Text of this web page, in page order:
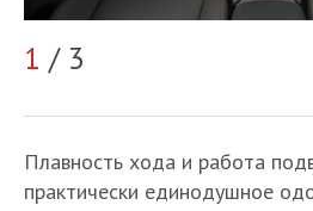
1 / 3
Плавность хода и работа
практически единодушное